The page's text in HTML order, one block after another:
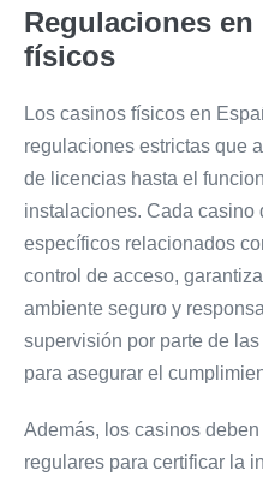
Regulaciones
físicos
Los casinos físicos en
regulaciones estrictas que
de licencias hasta el
instalaciones. Cada casino
específicos relacionados
control de acceso,
ambiente seguro y
supervisión por parte de
para asegurar el
Además, los casinos
regulares para certificar la